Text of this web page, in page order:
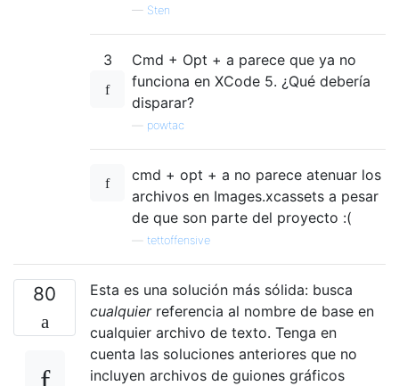
— Sten
3
Cmd + Opt + a parece que ya no
funciona en XCode 5. ¿Qué debería
disparar?
powtac
cmd + opt + a no parece atenuar los
archivos en Images.xcassets a pesar
de que son parte del proyecto :(
tettoffensive
80
Esta es una solución más sólida: busca
cualquierreferencia al nombre de base en
cualquier archivo de texto. Tenga en
cuenta las soluciones anteriores que no
incluyen archivos de guiones gráficos